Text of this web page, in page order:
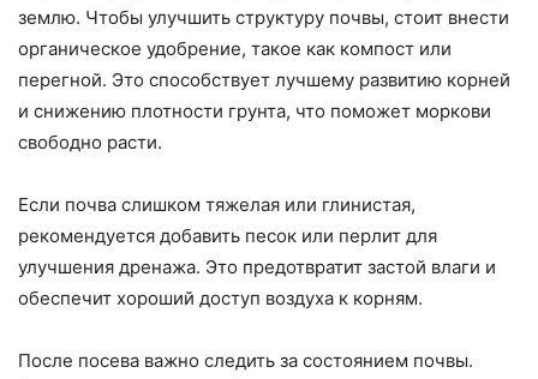
землю. Чтобы улучшить структуру почвы, стоит внести
органическое удобрение, такое как компост или
перегной. Это способствует лучшему развитию корней
и снижению плотности грунта, что поможет моркови
свободно расти.
Если почва слишком тяжелая или глинистая,
рекомендуется добавить песок или перлит для
улучшения дренажа. Это предотвратит застой влаги и
обеспечит хороший доступ воздуха к корням.
После посева важно следить за состоянием почвы.